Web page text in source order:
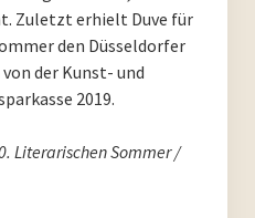
Zuletzt erhielt Duve für
den Düsseldorfer
der Kunst- und
2019.
Literarischen Sommer /